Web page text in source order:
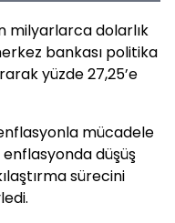
milyarlarca dolarlık
bankası politika
yüzde 27,25’e
mücadele
düşüş
sürecini